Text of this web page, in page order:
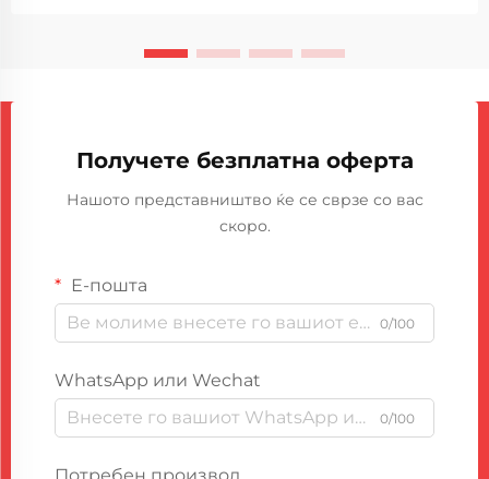
Получете безплатна оферта
Нашото представништво ќе се сврзе со вас
скоро.
Е-пошта
0/100
WhatsApp или Wechat
0/100